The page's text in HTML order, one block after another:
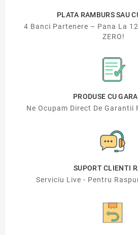
PLATA RAMBURS SAU
4 Banci Partenere – Pana La
ZERO!
PRODUSE CU
Ne Ocupam Direct De Garantii
SUPORT CLIENTI
Serviciu Live - Pentru